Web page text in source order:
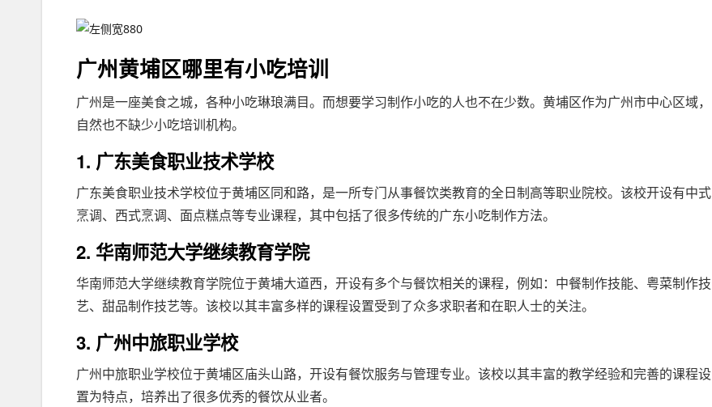
广州黄埔区哪里有小吃培训
广州是一座美食之城，各种小吃琳琅满目。而想要学习制作小吃的人也不在少数。黄埔区作为广州市中心区域，
自然也不缺少小吃培训机构。
1. 广东美食职业技术学校
广东美食职业技术学校位于黄埔区同和路，是一所专门从事餐饮类教育的全日制高等职业院校。该校开设有中式
烹调、西式烹调、面点糕点等专业课程，其中包括了很多传统的广东小吃制作方法。
2. 华南师范大学继续教育学院
华南师范大学继续教育学院位于黄埔大道西，开设有多个与餐饮相关的课程，例如：中餐制作技能、粤菜制作技
艺、甜品制作技艺等。该校以其丰富多样的课程设置受到了众多求职者和在职人士的关注。
3. 广州中旅职业学校
广州中旅职业学校位于黄埔区庙头山路，开设有餐饮服务与管理专业。该校以其丰富的教学经验和完善的课程设
置为特点，培养出了很多优秀的餐饮从业者。